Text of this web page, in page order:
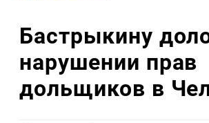
Бастрыкину
нарушении прав
дольщиков в